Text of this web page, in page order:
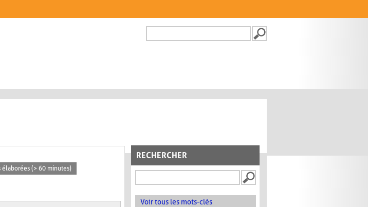
FORMULAIRE DE
RECHERCHER
Voir tous les mots-clés
élaborées (> 60 minutes)